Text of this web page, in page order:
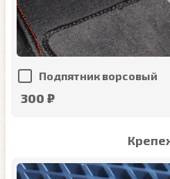
Подпятник ворсовый
300 ₽